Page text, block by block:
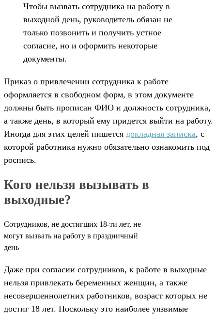
Чтобы вызвать сотрудника на работу в
выходной день, руководитель обязан не
только позвонить и получить устное
согласие, но и оформить некоторые
документы.
Приказ о привлечении сотрудника к работе
оформляется в свободном форм, в этом документе
должны быть прописан ФИО и должность сотрудника,
а также день, в который ему придется выйти на работу.
Иногда для этих целей пишется докладная записка, с
которой работника нужно обязательно ознакомить под
роспись.
Кого нельзя вызывать в
выходные?
Сотрудников, не достигших 18-ти лет, не
могут вызвать на работу в праздничный
день
Даже при согласии сотрудников, к работе в выходные
нельзя привлекать беременных женщин, а также
несовершеннолетних работников, возраст которых не
достиг 18 лет. Поскольку это наиболее уязвимые